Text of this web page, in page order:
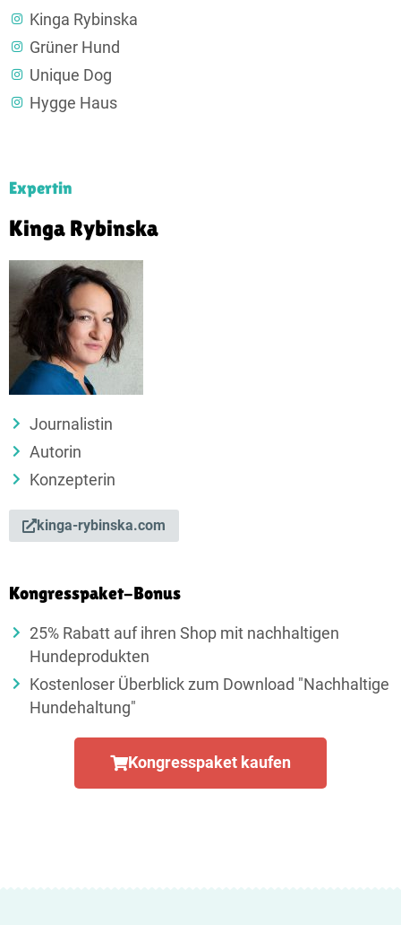
Kinga Rybinska
Grüner Hund
Unique Dog
Hygge Haus
Expertin
Kinga Rybinska
Journalistin
Autorin
Konzepterin
kinga-rybinska.com
Kongresspaket-Bonus
25% Rabatt auf ihren Shop mit nachhaltigen
Hundeprodukten
Kostenloser Überblick zum Download "Nachhaltige
Hundehaltung"
Kongresspaket kaufen